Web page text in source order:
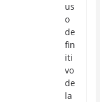
us
o
de
fin
iti
vo
de
la